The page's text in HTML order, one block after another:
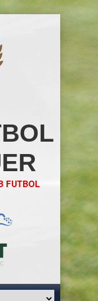
FUTBOL